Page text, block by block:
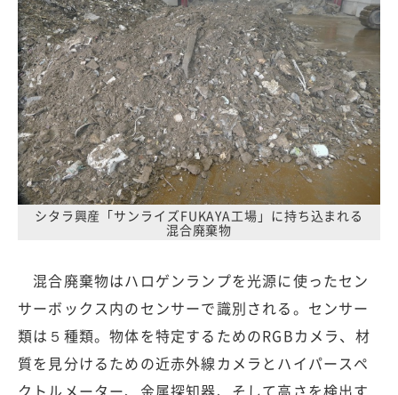
シタラ興産「サンライズFUKAYA工場」に持ち込まれる
混合廃棄物
混合廃棄物はハロゲンランプを光源に使ったセン
サーボックス内のセンサーで識別される。センサー
類は５種類。物体を特定するためのRGBカメラ、材
質を見分けるための近赤外線カメラとハイパースペ